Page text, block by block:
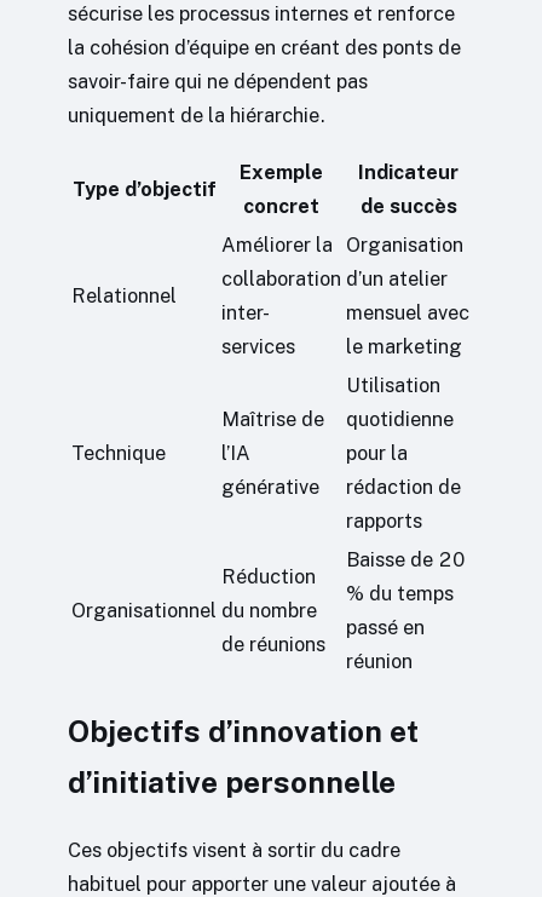
sécurise les processus internes et renforce
la cohésion d’équipe en créant des ponts de
savoir-faire qui ne dépendent pas
uniquement de la hiérarchie.
Type d’objectif
Exemple
concret
Indicateur
de succès
Relationnel
Améliorer la
collaboration
inter-
services
Organisation
d’un atelier
mensuel avec
le marketing
Technique
Maîtrise de
l’IA
générative
Utilisation
quotidienne
pour la
rédaction de
rapports
Organisationnel
Réduction
du nombre
de réunions
Baisse de 20
% du temps
passé en
réunion
Objectifs d’innovation et
d’initiative personnelle
Ces objectifs visent à sortir du cadre
habituel pour apporter une valeur ajoutée à